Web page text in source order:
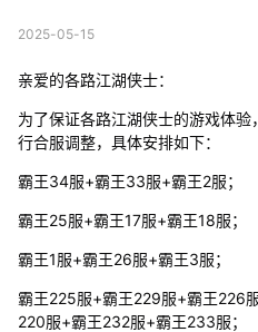
2025-05-15
亲爱的各路江湖侠士：
为了保证各路江湖侠士的游戏体
行合服调整，具体安排如下：
霸王34服+霸王33服+霸王2服；
霸王25服+霸王17服+霸王18服；
霸王1服+霸王26服+霸王3服；
霸王225服+霸王229服+霸王226
220服+霸王232服+霸王233服；